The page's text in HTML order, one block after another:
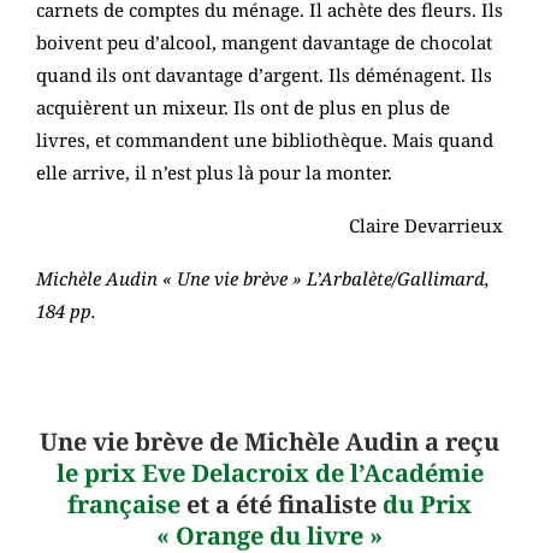
carnets de comptes du ménage. Il achète des fleurs. Ils
boivent peu d’alcool, mangent davantage de chocolat
quand ils ont davantage d’argent. Ils déménagent. Ils
acquièrent un mixeur. Ils ont de plus en plus de
livres, et commandent une bibliothèque. Mais quand
elle arrive, il n’est plus là pour la monter.
Claire Devarrieux
Michèle Audin « Une vie brève » L’Arbalète/Gallimard,
184 pp.
Une vie brève de Michèle Audin a reçu
le prix Eve Delacroix de l’Académie
française et a été finaliste du Prix
« Orange du livre »